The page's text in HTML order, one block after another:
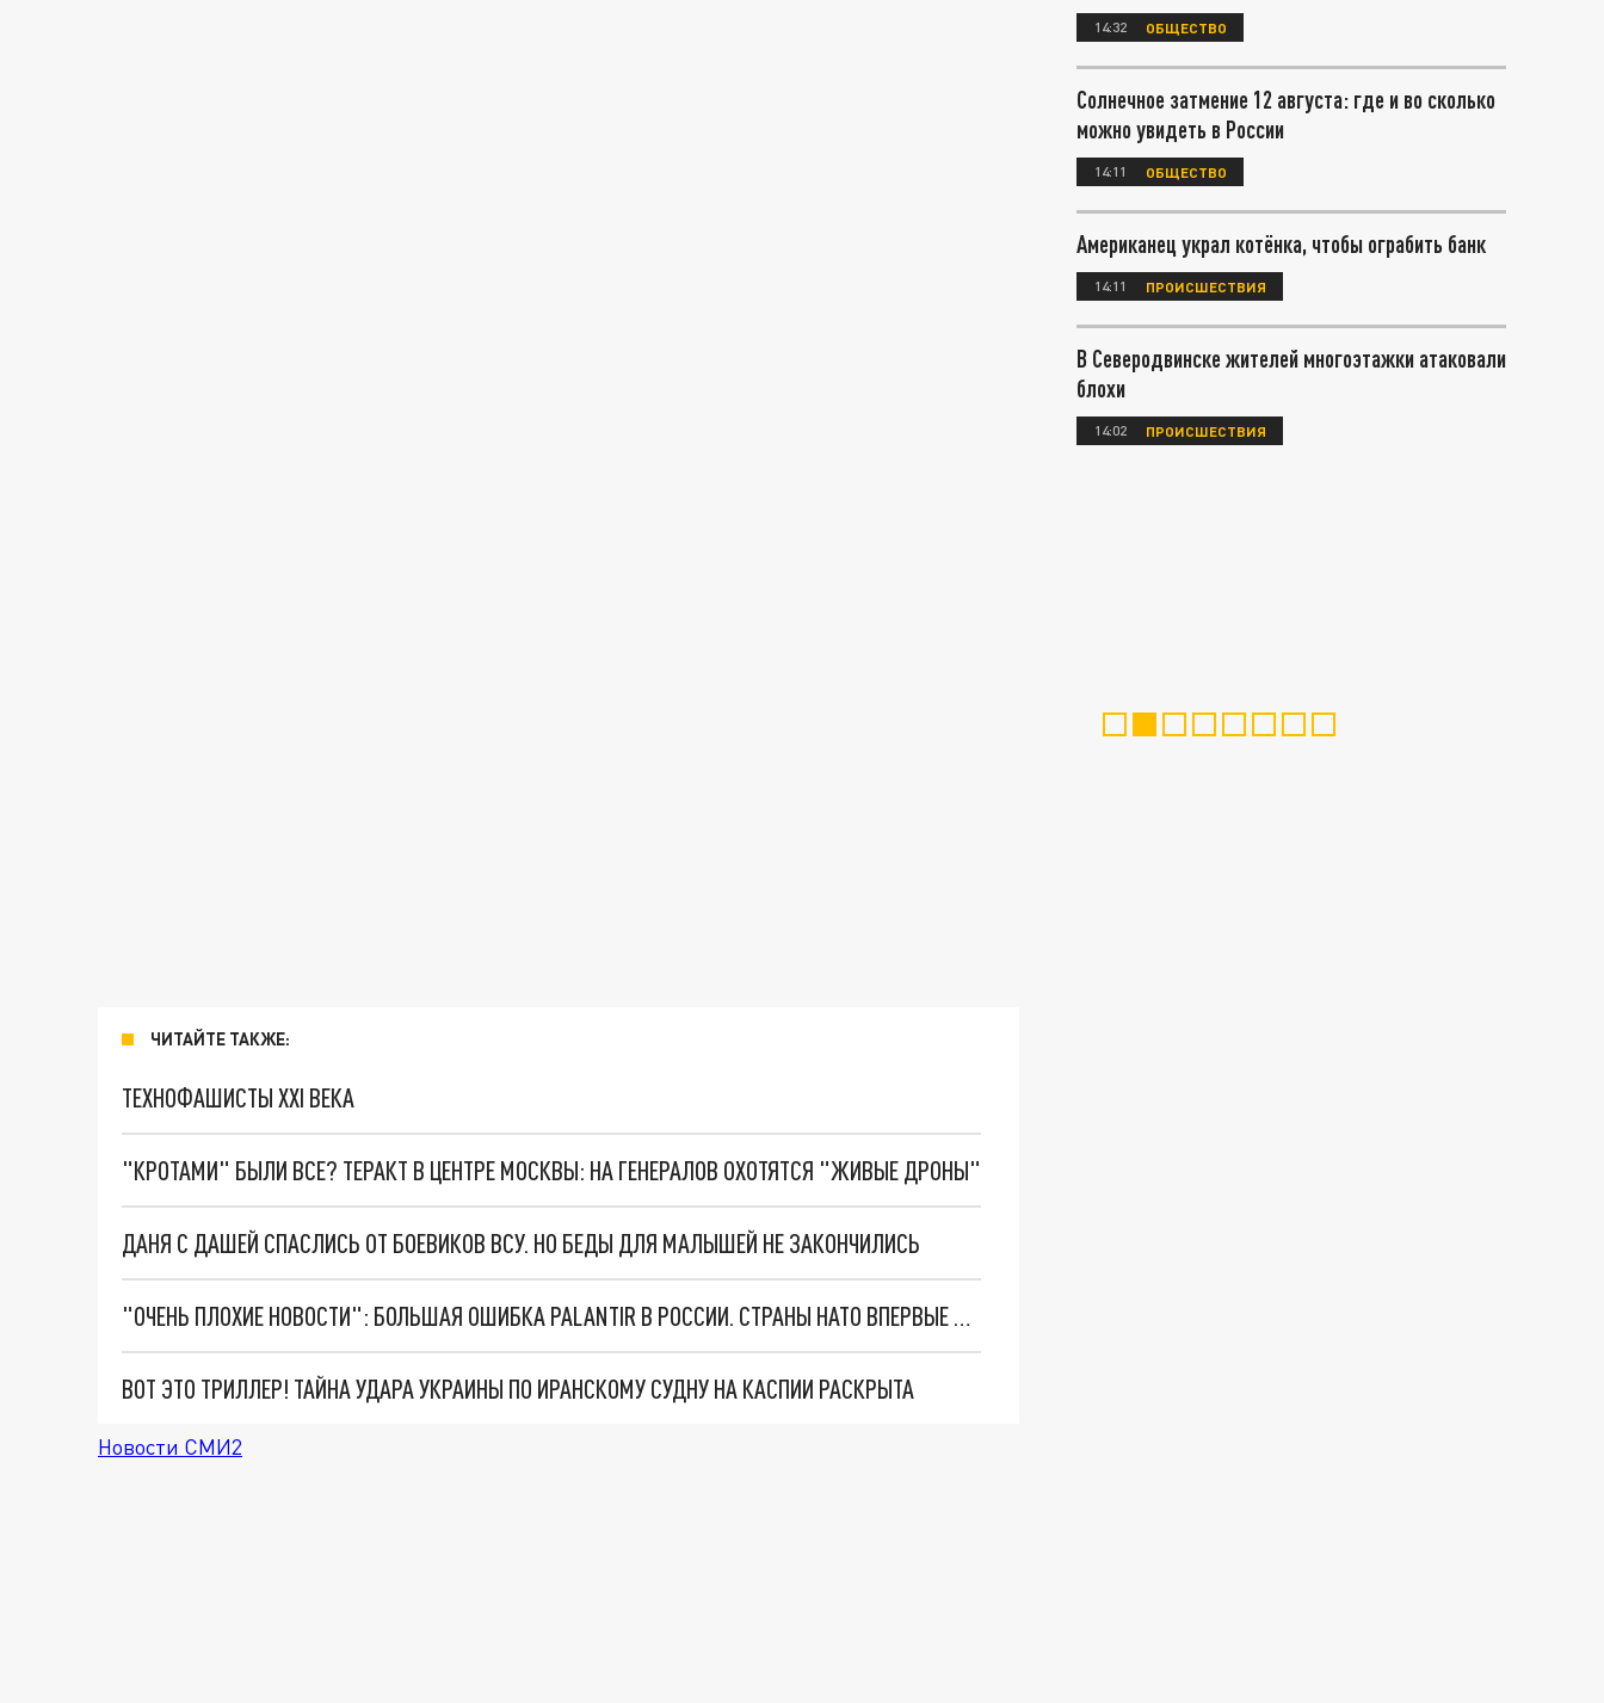
ЧИТАЙТЕ ТАКЖЕ:
ТЕХНОФАШИСТЫ XXI ВЕКА
"КРОТАМИ" БЫЛИ ВСЕ? ТЕРАКТ В ЦЕНТРЕ МОСКВЫ: НА ГЕНЕРАЛОВ ОХОТЯТСЯ "ЖИВЫЕ ДРОНЫ"
ДАНЯ С ДАШЕЙ СПАСЛИСЬ ОТ БОЕВИКОВ ВСУ. НО БЕДЫ ДЛЯ МАЛЫШЕЙ НЕ ЗАКОНЧИЛИСЬ
"ОЧЕНЬ ПЛОХИЕ НОВОСТИ": БОЛЬШАЯ ОШИБКА PALANTIR В РОССИИ. СТРАНЫ НАТО ВПЕРВЫЕ ЗА СВО ОСТАНОВИЛИ ПОСТАВКИ ОРУЖИЯ. ВСУ ТЕРЯЮТ ПРИГРАНИЧЬЕ?
ВОТ ЭТО ТРИЛЛЕР! ТАЙНА УДАРА УКРАИНЫ ПО ИРАНСКОМУ СУДНУ НА КАСПИИ РАСКРЫТА
Новости СМИ2
14:32 ОБЩЕСТВО
Солнечное затмение 12 августа: где и во сколько
можно увидеть в России
14:11 ОБЩЕСТВО
Американец украл котёнка, чтобы ограбить банк
14:11 ПРОИСШЕСТВИЯ
В Северодвинске жителей многоэтажки атаковали
блохи
14:02 ПРОИСШЕСТВИЯ